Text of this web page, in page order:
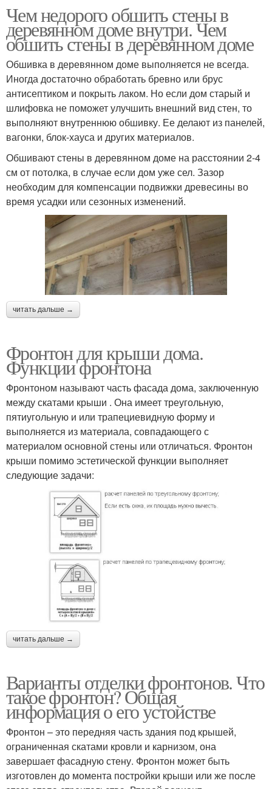
Чем недорого обшить стены в
деревянном доме внутри. Чем
обшить стены в деревянном доме
Обшивка в деревянном доме выполняется не всегда.
Иногда достаточно обработать бревно или брус
антисептиком и покрыть лаком. Но если дом старый и
шлифовка не поможет улучшить внешний вид стен, то
выполняют внутреннюю обшивку. Ее делают из панелей,
вагонки, блок-хауса и других материалов.
Обшивают стены в деревянном доме на расстоянии 2-4
см от потолка, в случае если дом уже сел. Зазор
необходим для компенсации подвижки древесины во
время усадки или сезонных изменений.
читать дальше →
Фронтон для крыши дома.
Функции фронтона
Фронтоном называют часть фасада дома, заключенную
между скатами крыши . Она имеет треугольную,
пятиугольную и или трапециевидную форму и
выполняется из материала, совпадающего с
материалом основной стены или отличаться. Фронтон
крыши помимо эстетической функции выполняет
следующие задачи:
читать дальше →
Варианты отделки фронтонов. Что
такое фронтон? Общая
информация о его устойстве
Фронтон – это передняя часть здания под крышей,
ограниченная скатами кровли и карнизом, она
завершает фасадную стену. Фронтон может быть
изготовлен до момента постройки крыши или же после